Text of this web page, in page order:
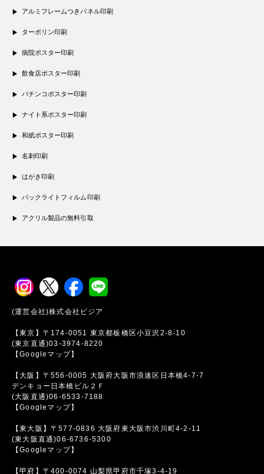
アルミフレームつきパネル印刷
ターポリン印刷
病院ポスター印刷
飲食店ポスター印刷
パチンコポスター印刷
ナイト系ポスター印刷
和紙ポスター印刷
名刺印刷
はがき印刷
バックライトフィルム印刷
アクリル製品の無料引取
(運営会社)株式会社ビジア
【東京】〒174-0051 東京都板橋区小豆沢2-8-10
(東京直通)03-3974-8220
【Googleマップ】
【大阪】〒556-0005 大阪府大阪市浪速区日本橋4-7-7
デンキョー日本橋ビル２Ｆ
(大阪直通)06-6533-7188
【Googleマップ】
【東大阪】〒577-0836 大阪府東大阪市渋川町4-2-11
(東大阪直通)06-6736-5300
【Googleマップ】
【甲府】〒400-0074 山梨県甲府市千塚3-4-19